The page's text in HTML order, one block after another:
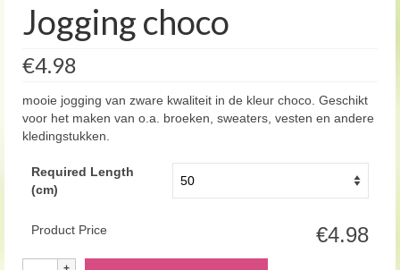
Jogging choco
€4.98
mooie jogging van zware kwaliteit in de kleur choco. Geschikt
voor het maken van o.a. broeken, sweaters, vesten en andere
kledingstukken.
Required Length
(cm)
Product Price €4.98